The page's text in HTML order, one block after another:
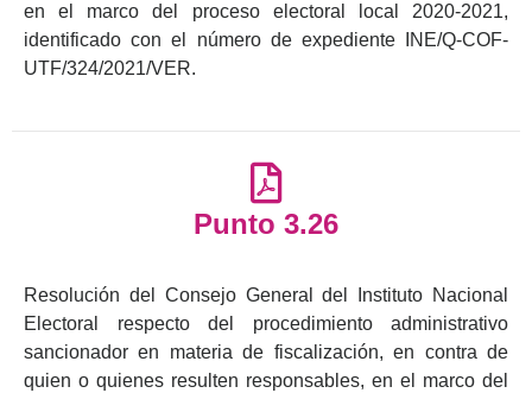
en el marco del proceso electoral local 2020-2021,
identificado con el número de expediente INE/Q-COF-
UTF/324/2021/VER.
Punto 3.26
Resolución del Consejo General del Instituto Nacional
Electoral respecto del procedimiento administrativo
sancionador en materia de fiscalización, en contra de
quien o quienes resulten responsables, en el marco del